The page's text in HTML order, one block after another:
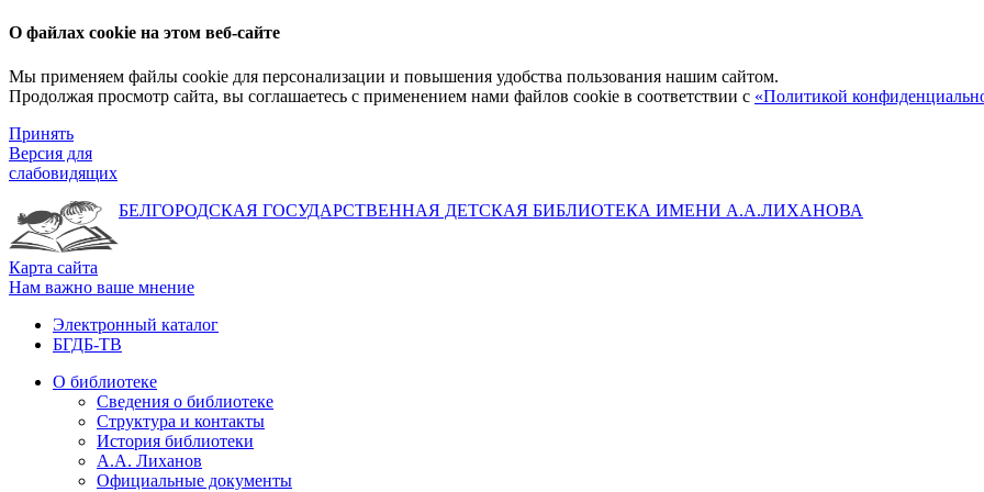
О файлах cookie на этом веб-сайте
Мы применяем файлы cookie для персонализации и повышения удобства пользования нашим сайтом.
Продолжая просмотр сайта, вы соглашаетесь с применением нами файлов cookie в соответствии с «Политикой
Принять
Версия для
слабовидящих
БЕЛГОРОДСКАЯ ГОСУДАРСТВЕННАЯ ДЕТСКАЯ БИБЛИОТЕКА ИМЕНИ А.А.ЛИХАНОВА
Карта сайта
Нам важно ваше мнение
Электронный каталог
БГДБ-ТВ
О библиотеке
Сведения о библиотеке
Структура и контакты
История библиотеки
А.А. Лиханов
Официальные документы